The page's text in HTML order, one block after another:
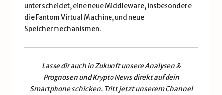
unterscheidet, eine neue Middleware, insbesondere
die Fantom Virtual Machine, und neue
Speichermechanismen.
Lasse dir auch in Zukunft unsereAnalysen &
PrognosenundKrypto Newsdirekt auf dein
Smartphone schicken. Tritt jetzt unseremChannel